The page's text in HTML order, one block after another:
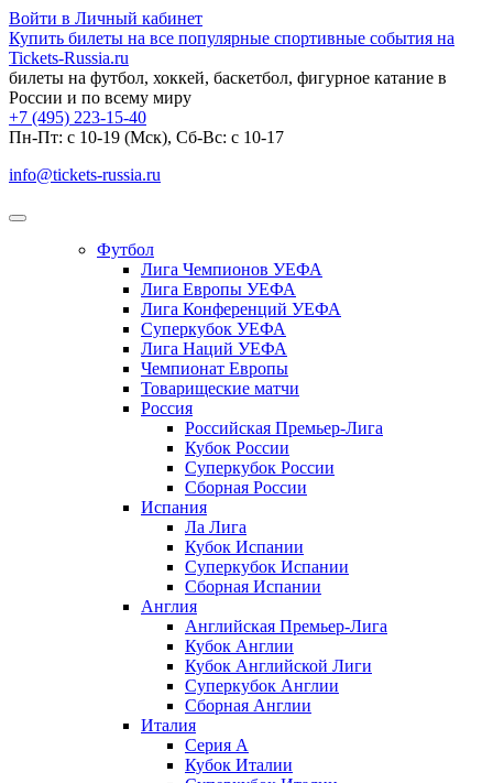
Войти в Личный кабинет
Купить билеты на все популярные спортивные события на
Tickets-Russia.ru
билеты на футбол, хоккей, баскетбол, фигурное катание в
России и по всему миру
+7 (495) 223-15-40
Пн-Пт: c 10-19 (Мск), Сб-Вс: с 10-17
info@tickets-russia.ru
Футбол
Лига Чемпионов УЕФА
Лига Европы УЕФА
Лига Конференций УЕФА
Суперкубок УЕФА
Лига Наций УЕФА
Чемпионат Европы
Товарищеские матчи
Россия
Российская Премьер-Лига
Кубок России
Суперкубок России
Сборная России
Испания
Ла Лига
Кубок Испании
Суперкубок Испании
Сборная Испании
Англия
Английская Премьер-Лига
Кубок Англии
Кубок Английской Лиги
Суперкубок Англии
Сборная Англии
Италия
Серия А
Кубок Италии